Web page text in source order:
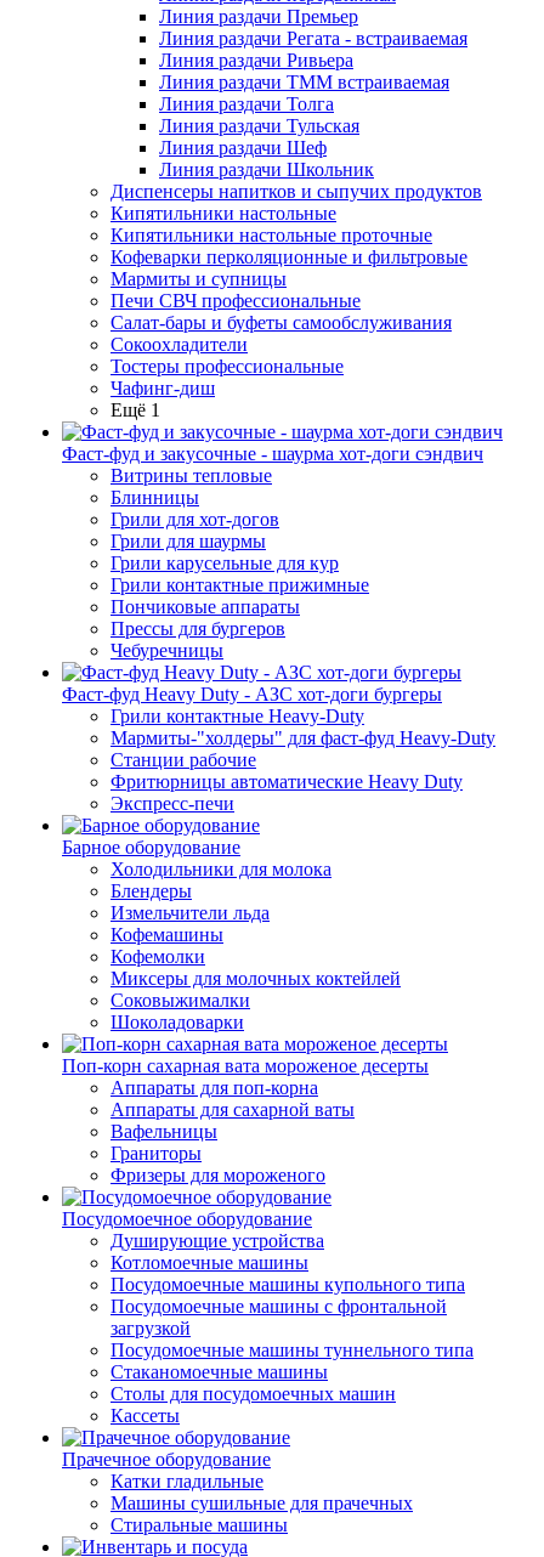
Линия раздачи Премьер
Линия раздачи Регата - встраиваемая
Линия раздачи Ривьера
Линия раздачи ТММ встраиваемая
Линия раздачи Толга
Линия раздачи Тульская
Линия раздачи Шеф
Линия раздачи Школьник
Диспенсеры напитков и сыпучих продуктов
Кипятильники настольные
Кипятильники настольные проточные
Кофеварки перколяционные и фильтровые
Мармиты и супницы
Печи СВЧ профессиональные
Салат-бары и буфеты самообслуживания
Сокоохладители
Тостеры профессиональные
Чафинг-диш
Ещё 1
Фаст-фуд и закусочные - шаурма хот-доги сэндвич
Витрины тепловые
Блинницы
Грили для хот-догов
Грили для шаурмы
Грили карусельные для кур
Грили контактные прижимные
Пончиковые аппараты
Прессы для бургеров
Чебуречницы
Фаст-фуд Heavy Duty - АЗС хот-доги бургеры
Грили контактные Heavy-Duty
Мармиты-"холдеры" для фаст-фуд Heavy-Duty
Станции рабочие
Фритюрницы автоматические Heavy Duty
Экспресс-печи
Барное оборудование
Холодильники для молока
Блендеры
Измельчители льда
Кофемашины
Кофемолки
Миксеры для молочных коктейлей
Соковыжималки
Шоколадоварки
Поп-корн сахарная вата мороженое десерты
Аппараты для поп-корна
Аппараты для сахарной ваты
Вафельницы
Граниторы
Фризеры для мороженого
Посудомоечное оборудование
Душирующие устройства
Котломоечные машины
Посудомоечные машины купольного типа
Посудомоечные машины с фронтальной
загрузкой
Посудомоечные машины туннельного типа
Стаканомоечные машины
Столы для посудомоечных машин
Кассеты
Прачечное оборудование
Катки гладильные
Машины сушильные для прачечных
Стиральные машины